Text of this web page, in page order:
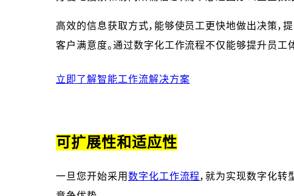
高效的信息获取方式，能够使员工更快地做出决策，
客户满意度。通过数字化工作流程不仅能够提升员工
立即了解智能工作流解决方案
可扩展性和适应性
一旦您开始采用 数字化工作流程，就为实现数字化转